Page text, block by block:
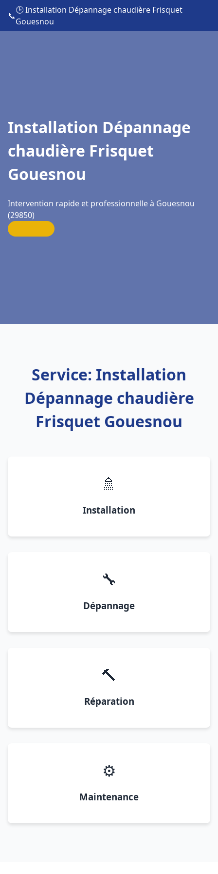
📞
🕒 Installation Dépannage chaudière Frisquet
Gouesnou
Installation Dépannage
chaudière Frisquet
Gouesnou
Intervention rapide et professionnelle à Gouesnou
(29850)
Service: Installation
Dépannage chaudière
Frisquet Gouesnou
🚿
Installation
🔧
Dépannage
🔨
Réparation
⚙️
Maintenance